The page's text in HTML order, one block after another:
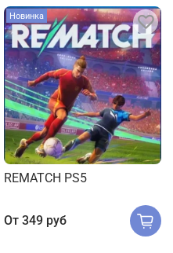
Новинка
REMATCH PS5
От 349 руб